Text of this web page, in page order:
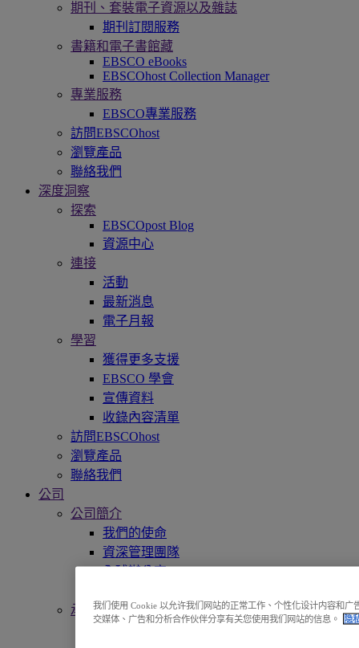
期刊、套裝電子資源以及雜誌
期刊訂閱服務
書籍和電子書館藏
EBSCO eBooks
EBSCOhost Collection Manager
專業服務
EBSCO專業服務
訪問EBSCOhost
瀏覽產品
聯絡我們
深度洞察
探索
EBSCOpost Blog
資源中心
連接
活動
最新消息
電子月報
學習
獲得更多支援
EBSCO 學會
宣傳資料
收錄內容清單
訪問EBSCOhost
瀏覽產品
聯絡我們
公司
公司簡介
我們的使命
資深管理團隊
全球辦公室
承諾與責任
我们使用 Cookie 以允许我们网站的正常工作、个性化设计内容和
交媒体、广告和分析合作伙伴分享有关您使用我们网站的信息。
隐